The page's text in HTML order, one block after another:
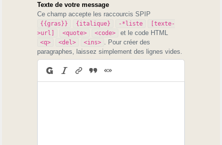
Texte de votre message
Ce champ accepte les raccourcis SPIP
{{gras}} {italique} -*liste
[texte-
>url]
<quote> <code> et le code HTML
<q> <del> <ins>
. Pour créer des
paragraphes, laissez simplement des lignes vides.